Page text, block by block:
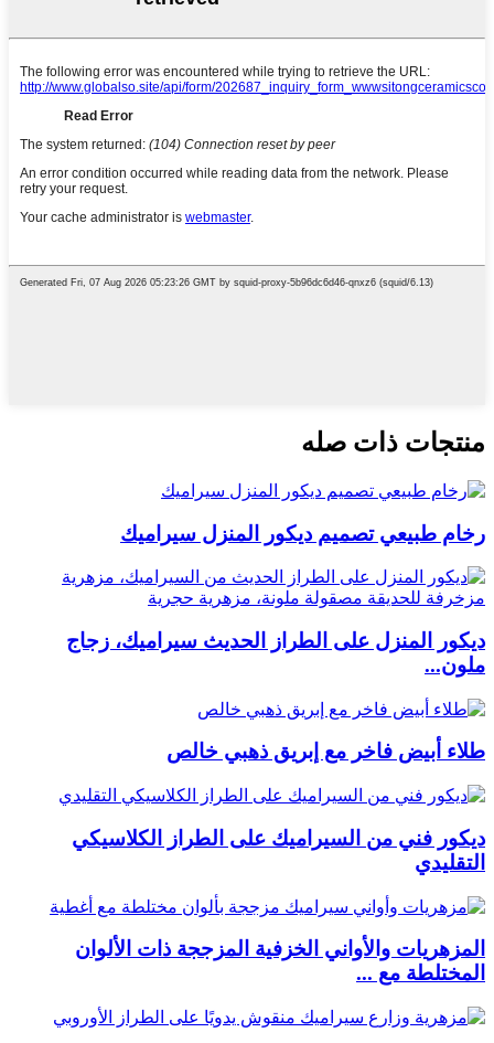
منتجات ذات صله
رخام طبيعي تصميم ديكور المنزل سيراميك
ديكور المنزل على الطراز الحديث سيراميك، زجاج
ملون...
طلاء أبيض فاخر مع إبريق ذهبي خالص
ديكور فني من السيراميك على الطراز الكلاسيكي
التقليدي
المزهريات والأواني الخزفية المزججة ذات الألوان
المختلطة مع ...